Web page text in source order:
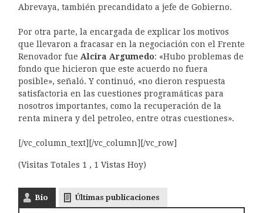
Abrevaya, también precandidato a jefe de Gobierno.
Por otra parte, la encargada de explicar los motivos
que llevaron a fracasar en la negociación con el Frente
Renovador fue Alcira Argumedo: «Hubo problemas de
fondo que hicieron que este acuerdo no fuera
posible», señaló. Y continuó, «no dieron respuesta
satisfactoria en las cuestiones programáticas para
nosotros importantes, como la recuperación de la
renta minera y del petroleo, entre otras cuestiones».
[/vc_column_text][/vc_column][/vc_row]
(Visitas Totales 1 , 1 Vistas Hoy)
Bio Últimas publicaciones